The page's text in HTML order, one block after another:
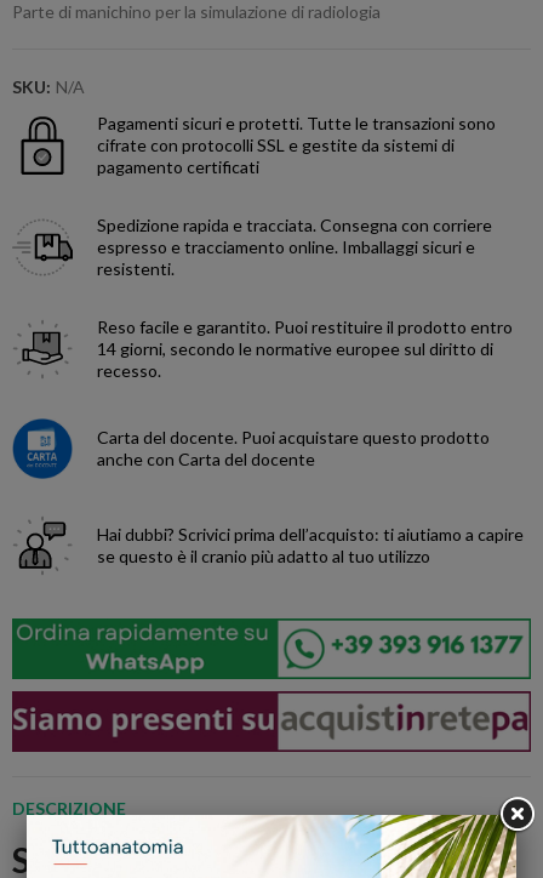
Parte di manichino per la simulazione di radiologia
SKU: N/A
Pagamenti sicuri e protetti. Tutte le transazioni sono
cifrate con protocolli SSL e gestite da sistemi di
pagamento certificati
Spedizione rapida e tracciata. Consegna con corriere
espresso e tracciamento online. Imballaggi sicuri e
resistenti.
Reso facile e garantito. Puoi restituire il prodotto entro
14 giorni, secondo le normative europee sul diritto di
recesso.
Carta del docente. Puoi acquistare questo prodotto
anche con Carta del docente
Hai dubbi? Scrivici prima dell’acquisto: ti aiutiamo a capire
se questo è il cranio più adatto al tuo utilizzo
DESCRIZIONE
Simulatore da radiologia - Mano -